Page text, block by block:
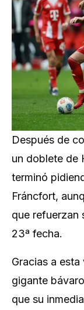
Después de
un doblete de
terminó
Fráncfort,
que refuerzan
23ª fecha.
Gracias a
gigante
que su